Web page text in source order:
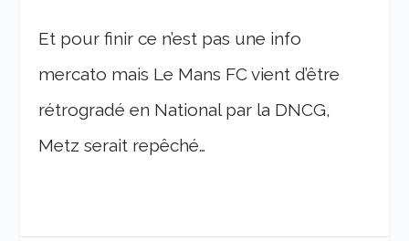
Et pour finir ce n’est pas une info
mercato mais Le Mans FC vient d’être
rétrogradé en National par la DNCG,
Metz serait repêché…